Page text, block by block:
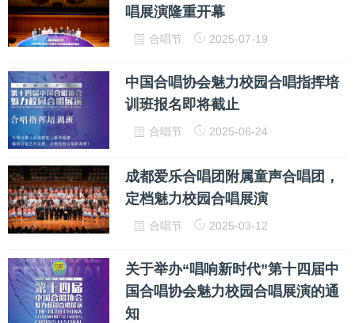
唱展演隆重开幕
合唱节 2025-07-19
中国合唱协会魅力校园合唱指挥培
训班报名即将截止
合唱节 2025-06-24
成都爱乐合唱团附属童声合唱团，
定档魅力校园合唱展演
合唱节 2025-03-12
关于举办“唱响新时代”第十四届中
国合唱协会魅力校园合唱展演的通
知